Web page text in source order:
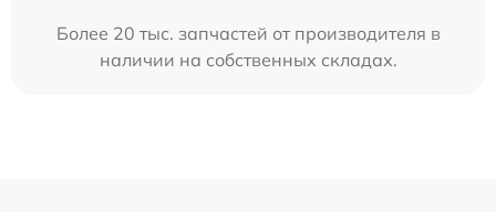
Более 20 тыс. запчастей от производителя в
наличии на собственных складах.